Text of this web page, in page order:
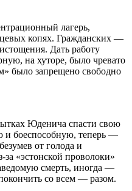
лагерь,
копях. Гражданских —
Дать работу
на хуторе, было чревато
было запрещено свободно
Юденича спасти свою
боеспособную, теперь —
от голода и
за «эстонской проволоки»
смерть, иногда —
со всем — разом.